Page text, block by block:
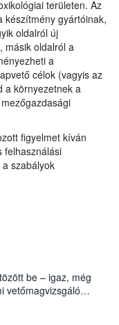
területen. Az
készítmény gyártóinak,
oldalról új
másik oldalról a
a
célok (vagyis az
a környezetnek a
figyelmet kíván
felhasználási
szabályok
be – igaz, még
vetőmagvizsgáló
Győző által